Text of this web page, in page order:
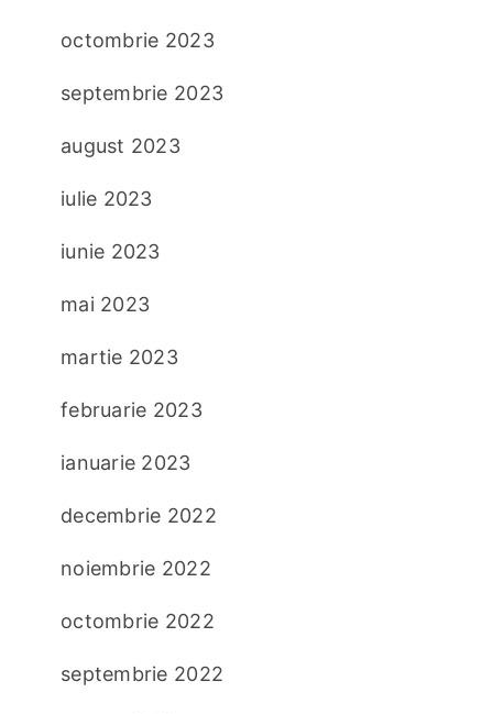
octombrie 2023
septembrie 2023
august 2023
iulie 2023
iunie 2023
mai 2023
martie 2023
februarie 2023
ianuarie 2023
decembrie 2022
noiembrie 2022
octombrie 2022
septembrie 2022